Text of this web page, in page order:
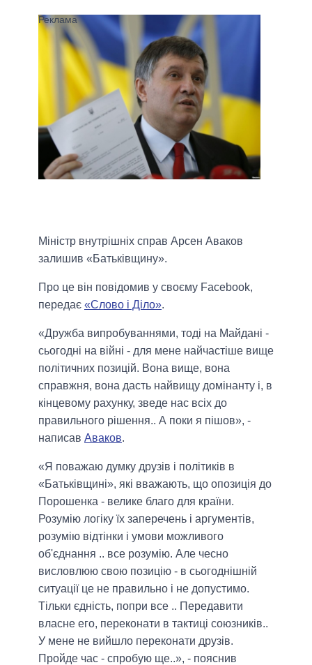
Міністр внутрішніх справ Арсен Аваков
залишив «Батьківщину».
Про це він повідомив у своєму Facebook,
передає «Слово і Діло».
«Дружба випробуваннями, тоді на Майдані -
сьогодні на війні - для мене найчастіше вище
політичних позицій. Вона вище, вона
справжня, вона дасть найвищу домінанту і, в
кінцевому рахунку, зведе нас всіх до
правильного рішення.. А поки я пішов», -
написав Аваков.
«Я поважаю думку друзів і політиків в
«Батьківщині», які вважають, що опозиція до
Порошенка - велике благо для країни.
Розумію логіку їх заперечень і аргументів,
розумію відтінки і умови можливого
об'єднання .. все розумію. Але чесно
висловлюю свою позицію - в сьогоднішній
ситуації це не правильно і не допустимо.
Тільки єдність, попри все .. Передавити
власне его, переконати в тактиці союзників..
У мене не вийшло переконати друзів.
Пройде час - спробую ще..», - пояснив